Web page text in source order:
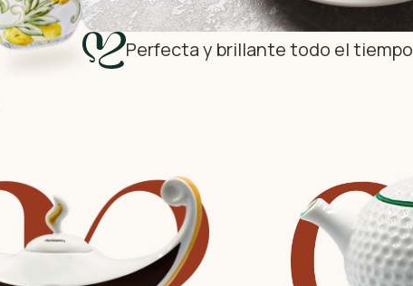
Perfecta y brillante todo el tiempo